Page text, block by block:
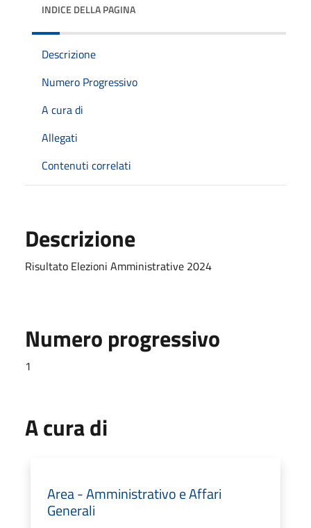
INDICE DELLA PAGINA
Descrizione
Numero Progressivo
A cura di
Allegati
Contenuti correlati
Descrizione
Risultato Elezioni Amministrative 2024
Numero progressivo
1
A cura di
Area - Amministrativo e Affari
Generali